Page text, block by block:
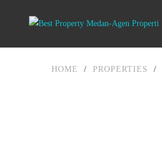
HOME / PROPERTIES /